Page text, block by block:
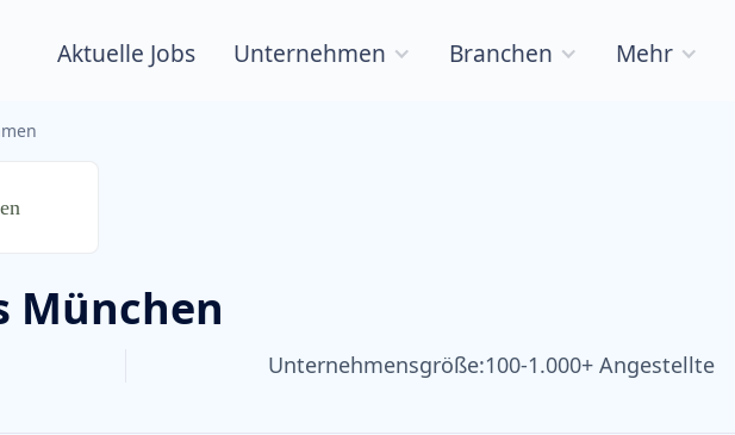
Aktuelle Jobs Unternehmen Branchen Mehr
München
Unternehmensgröße:100-1.000+ Angestellte